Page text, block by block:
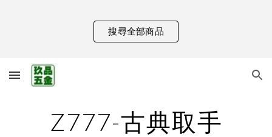
Skip to main content
搜尋全部商品
Z777-古典取手